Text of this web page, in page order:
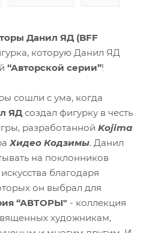
Данил ЯД (BFF
которую Данил ЯД
“Авторской серии”!
сошли с ума, когда
ЯД создал фигурку в честь
разработанной Kojima
Хидео Кодзимы. Данил
на поклонников
благодаря
он выбрал для
“АВТОРЫ" - коллекция
художникам,